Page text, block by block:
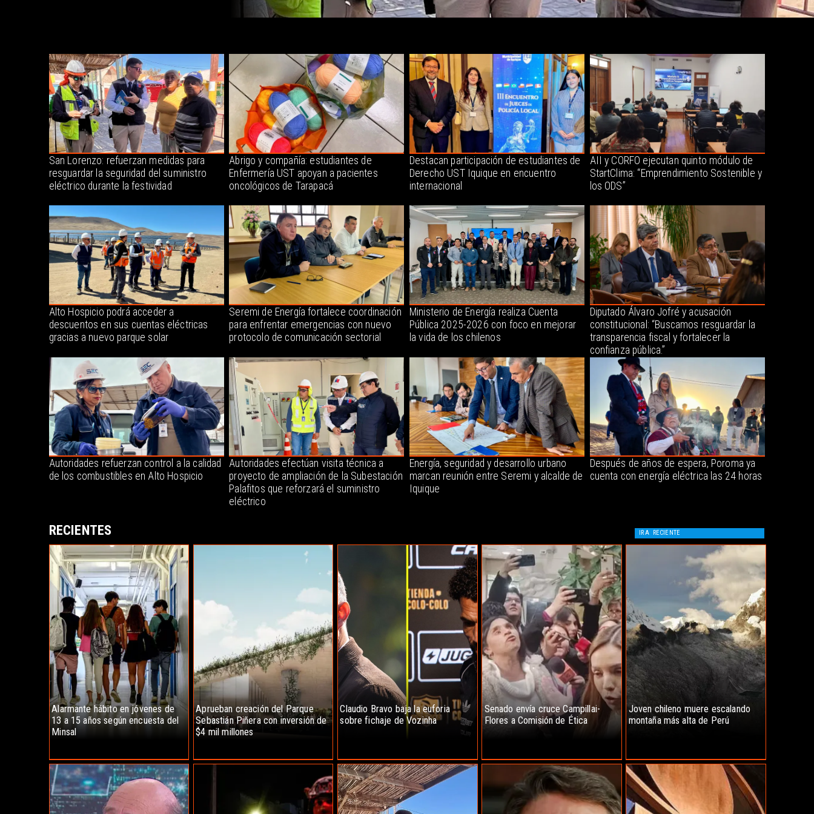
San Lorenzo: refuerzan medidas para
resguardar la seguridad del suministro
eléctrico durante la festividad
Abrigo y compañía: estudiantes de
Enfermería UST apoyan a pacientes
oncológicos de Tarapacá
Destacan participación de estudiantes de
Derecho UST Iquique en encuentro
internacional
AII y CORFO ejecutan quinto módulo de
StartClima: “Emprendimiento Sostenible y
los ODS”
Alto Hospicio podrá acceder a
descuentos en sus cuentas eléctricas
gracias a nuevo parque solar
Seremi de Energía fortalece coordinación
para enfrentar emergencias con nuevo
protocolo de comunicación sectorial
Ministerio de Energía realiza Cuenta
Pública 2025-2026 con foco en mejorar
la vida de los chilenos
Diputado Álvaro Jofré y acusación
constitucional: “Buscamos resguardar la
transparencia fiscal y fortalecer la
confianza pública.”
Autoridades refuerzan control a la calidad
de los combustibles en Alto Hospicio
Autoridades efectúan visita técnica a
proyecto de ampliación de la Subestación
Palafitos que reforzará el suministro
eléctrico
Energía, seguridad y desarrollo urbano
marcan reunión entre Seremi y alcalde de
Iquique
Después de años de espera, Poroma ya
cuenta con energía eléctrica las 24 horas
Alarmante hábito en jóvenes de
13 a 15 años según encuesta del
Minsal
Aprueban creación del Parque
Sebastián Piñera con inversión de
$4 mil millones
Claudio Bravo baja la euforia
sobre fichaje de Vozinha
Senado envía cruce Campillai-
Flores a Comisión de Ética
Joven chileno muere escalando
montaña más alta de Perú
RECIENTES IR A RECIENTE